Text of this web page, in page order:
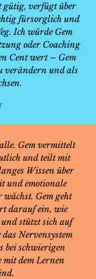
gütig, verfügt über
fürsorglich und
Ich würde Gem
oder Coaching
Cent wert – Gem
verändern und als
Gem vermittelt
und teilt mit
Wissen über
und emotionale
Gem geht
darauf ein, wie
stützt sich auf
Nervensystem
bei schwierigen
mit dem Lernen